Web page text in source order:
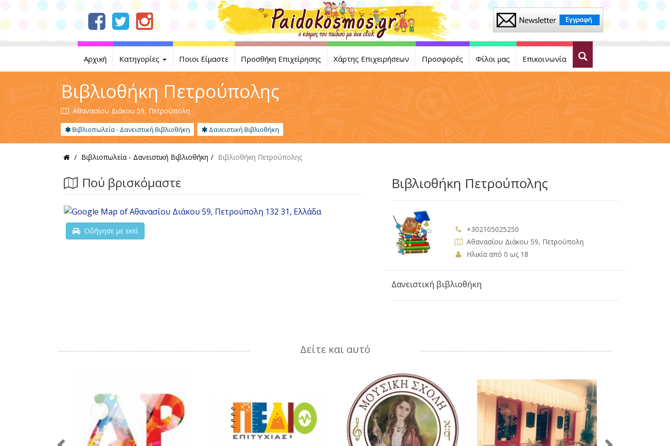
Αρχική Κατηγορίες Ποιοι Είμαστε Προσθήκη Επιχείρησης Χάρτης Επιχειρήσεων Προσφορές Φίλοι μας Επικοινωνία
Βιβλιοθήκη Πετρούπολης
Αθανασίου Διάκου 59, Πετρούπολη
Βιβλιοπωλεία - Δανειστική Βιβλιοθήκη Δανειστική Βιβλιοθήκη
Βιβλιοπωλεία - Δανειστική Βιβλιοθήκη Βιβλιοθήκη Πετρούπολης
Βιβλιοθήκη Πετρούπολης
+302105025250
Αθανασίου Διάκου 59, Πετρούπολη
Ηλικία από 0 ως 18
Δανειστική βιβλιοθήκη
Πού βρισκόμαστε
Οδήγησε με εκεί
Δείτε και αυτό